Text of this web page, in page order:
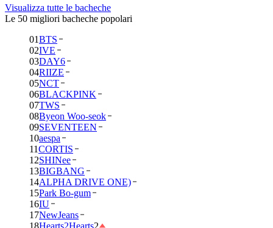
Visualizza tutte le bacheche
Le 50 migliori bacheche popolari
01BTS
02IVE
03DAY6
04RIIZE
05NCT
06BLACKPINK
07TWS
08Byeon Woo-seok
09SEVENTEEN
10aespa
11CORTIS
12SHINee
13BIGBANG
14ALPHA DRIVE ONE)
15Park Bo-gum
16IU
17NewJeans
18Hearts2Hearts2